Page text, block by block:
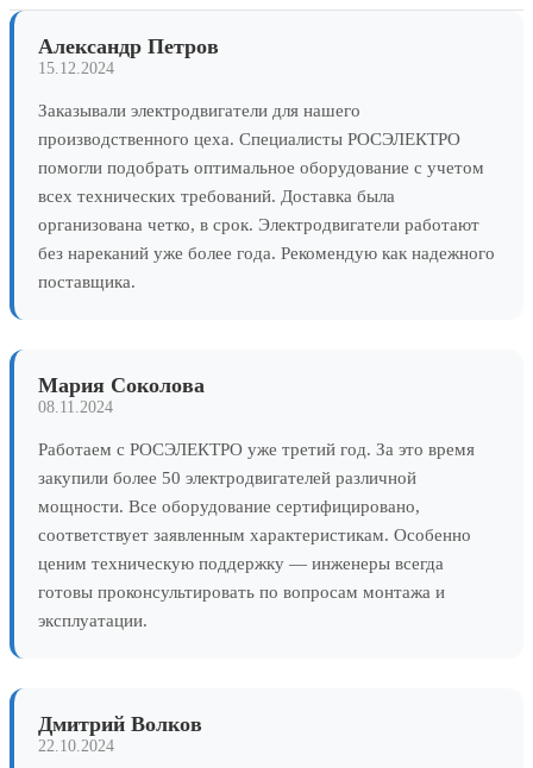
Александр Петров
15.12.2024
Заказывали электродвигатели для нашего
производственного цеха. Специалисты РОСЭЛЕКТРО
помогли подобрать оптимальное оборудование с учетом
всех технических требований. Доставка была
организована четко, в срок. Электродвигатели работают
без нареканий уже более года. Рекомендую как надежного
поставщика.
Мария Соколова
08.11.2024
Работаем с РОСЭЛЕКТРО уже третий год. За это время
закупили более 50 электродвигателей различной
мощности. Все оборудование сертифицировано,
соответствует заявленным характеристикам. Особенно
ценим техническую поддержку — инженеры всегда
готовы проконсультировать по вопросам монтажа и
эксплуатации.
Дмитрий Волков
22.10.2024